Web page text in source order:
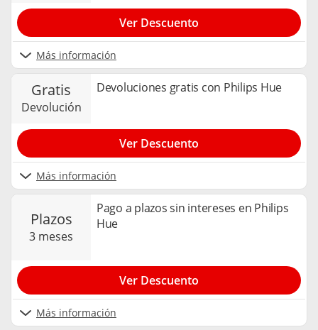
Más información
Ver Descuento
gratis
devolución
Devoluciones gratis con Philips Hue
Más información
Ver Descuento
plazos
3 meses
Pago a plazos sin intereses en Philips
Hue
Más información
Ver Descuento